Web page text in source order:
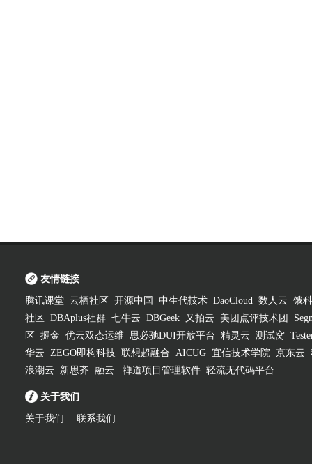
友情链接
腾讯课堂 云栖社区 开源中国 中生代技术 DaoCloud 数人云 饿
社区
DBAplus社群 七牛云 DBGeek 又拍云 美团点评技术团
区
掘金 优云双态运维 思必驰DUI开放平台 精灵云 测试窝
华云 ZEGO即构科技 联想超融合 AICUG 宜信技术学院 京东云
浪潮云
新思齐 融云 禅道项目管理软件 轻流无代码平台
关于我们
关于我们 联系我们